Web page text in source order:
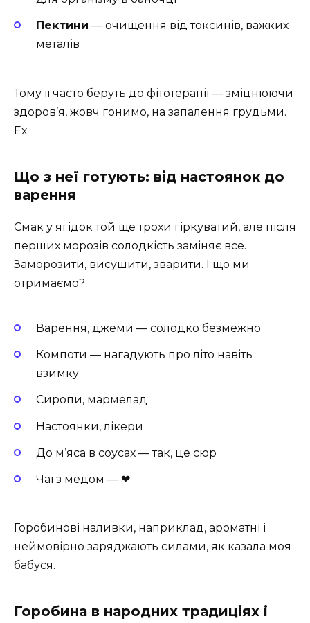
Пектини — очищення від токсинів, важких
металів
Тому її часто беруть до фітотерапії — зміцнюючи
здоров’я, жовч гонимо, на запалення грудьми.
Ех.
Що з неї готують: від настоянок до
варення
Смак у ягідок той ще трохи гіркуватий, але після
перших морозів солодкість заміняє все.
Заморозити, висушити, зварити. І що ми
отримаємо?
Варення, джеми — солодко безмежно
Компоти — нагадують про літо навіть
взимку
Сиропи, мармелад
Настоянки, лікери
До м’яса в соусах — так, це сюр
Чаї з медом — ❤
Горобинові наливки, наприклад, ароматні і
неймовірно заряджають силами, як казала моя
бабуся.
Горобина в народних традиціях і